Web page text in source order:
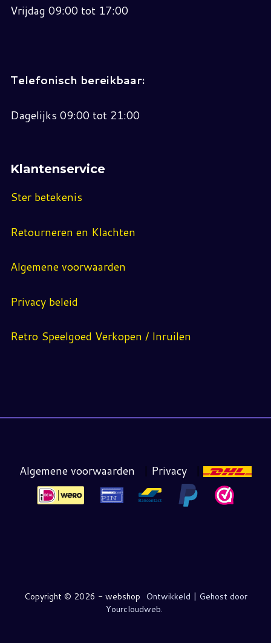
Vrijdag 09:00 tot 17:00
Telefonisch bereikbaar:
Dagelijks 09:00 tot 21:00
Klantenservice
Ster betekenis
Retourneren en Klachten
Algemene voorwaarden
Privacy beleid
Retro Speelgoed Verkopen / Inruilen
Algemene voorwaarden | Privacy |
Copyright © 2026 - webshop Ontwikkeld | Gehost door
Yourcloudweb.